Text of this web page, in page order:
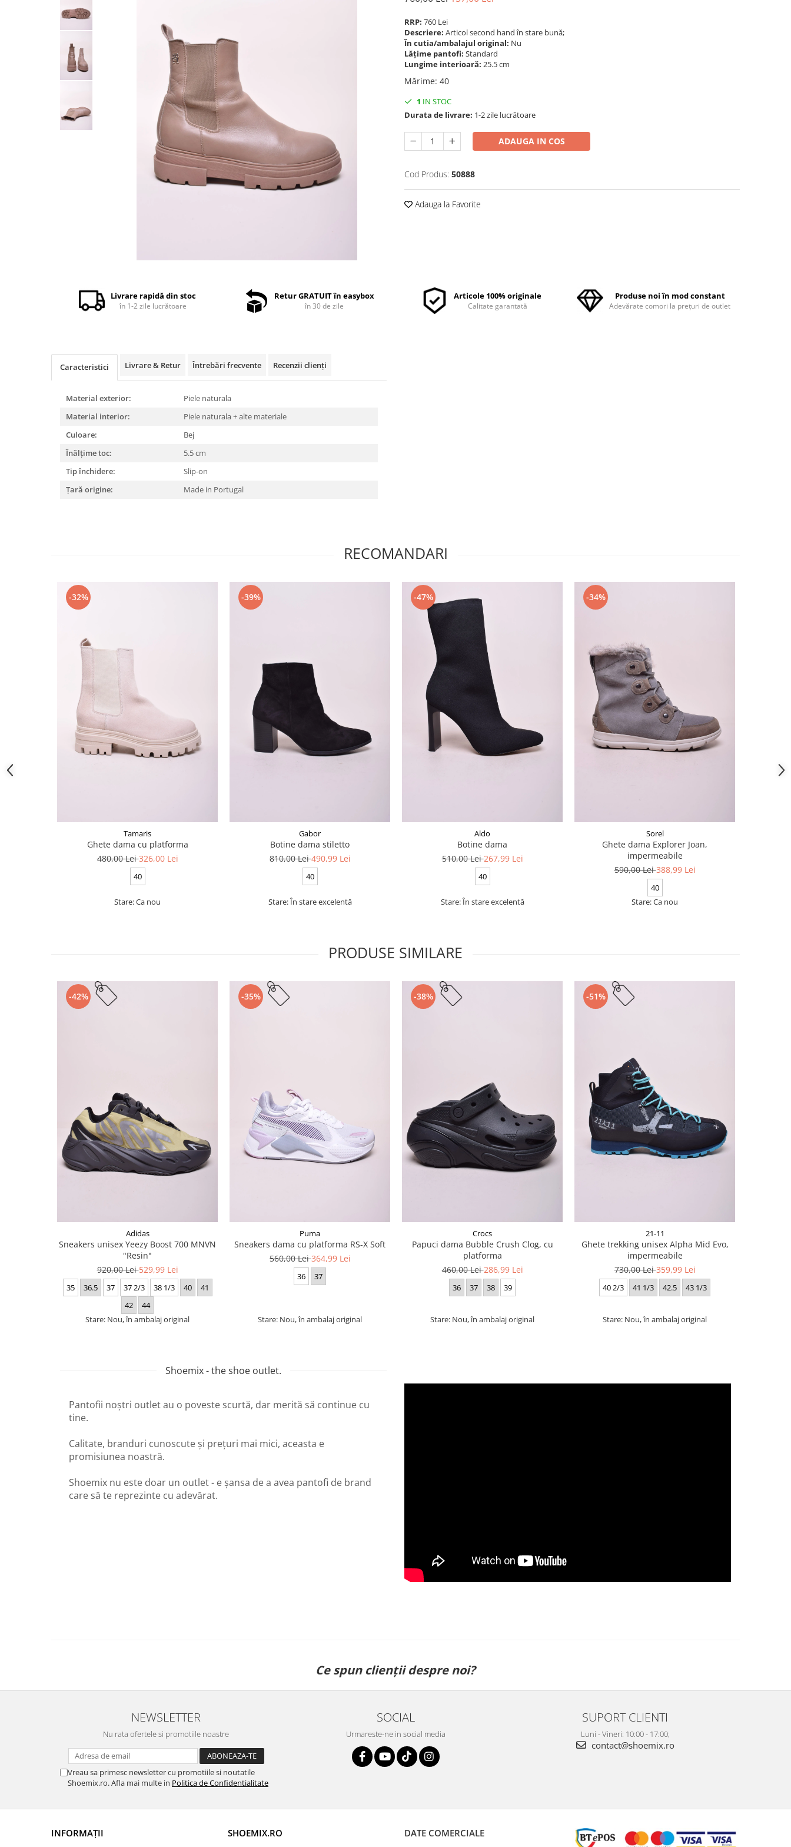
Facebook
RRP: 760 Lei
Descriere: Articol second hand în stare bună;
În cutia/ambalajul original: Nu
Lățime pantofi: Standard
Lungime interioară: 25.5 cm
Mărime: 40
1 IN STOC
Durata de livrare: 1-2 zile lucrătoare
ADAUGA IN COS
Cod Produs: 50888
Adauga la Favorite
Livrare rapidă din stoc
în 1-2 zile lucrătoare
Retur GRATUIT în easybox
în 30 de zile
Articole 100% originale
Calitate garantată
Produse noi în mod constant
Adevărate comori la prețuri de outlet
Caracteristici Livrare & Retur Întrebări frecvente Recenzii clienți
Material exterior:
Piele naturala
Material interior:
Piele naturala + alte materiale
Culoare:
Bej
Înălțime toc:
5.5 cm
Tip închidere:
Slip-on
Țară origine:
Made in Portugal
RECOMANDARI
-32%
Tamaris
Ghete dama cu platforma
480,00 Lei326,00 Lei
40
Stare: Ca nou
-39%
Gabor
Botine dama stiletto
810,00 Lei490,99 Lei
40
Stare: În stare excelentă
-47%
Aldo
Botine dama
510,00 Lei267,99 Lei
40
Stare: În stare excelentă
-34%
Sorel
Ghete dama Explorer Joan,
impermeabile
590,00 Lei388,99 Lei
40
Stare: Ca nou
PRODUSE SIMILARE
-42%
Adidas
Sneakers unisex Yeezy Boost 700 MNVN
"Resin"
920,00 Lei529,99 Lei
35 36.5 37 37 2/3 38 1/3 40
41
42
44
Stare: Nou, în ambalaj original
-35%
Puma
Sneakers dama cu platforma RS-X Soft
560,00 Lei364,99 Lei
36 37
Stare: Nou, în ambalaj original
-38%
Crocs
Papuci dama Bubble Crush Clog, cu
platforma
460,00 Lei286,99 Lei
36 37 38 39
Stare: Nou, în ambalaj original
-51%
21-11
Ghete trekking unisex Alpha Mid Evo,
impermeabile
730,00 Lei359,99 Lei
40 2/3 41 1/3 42.5 43 1/3
Stare: Nou, în ambalaj original
Shoemix - the shoe outlet.
Pantofii noștri outlet au o poveste scurtă, dar merită să continue cu
tine.
Calitate, branduri cunoscute și prețuri mai mici, aceasta e
promisiunea noastră.
Shoemix nu este doar un outlet - e șansa de a avea pantofi de brand
care să te reprezinte cu adevărat.
Ce spun clienții despre noi?
NEWSLETTER
Nu rata ofertele si promotiile noastre
Vreau sa primesc newsletter cu promotiile si noutatile
Shoemix.ro. Afla mai multe in Politica de Confidentialitate
SOCIAL
Urmareste-ne in social media
SUPORT CLIENTI
Luni - Vineri: 10:00 - 17:00;
contact@shoemix.ro
INFORMAȚII SHOEMIX.RO DATE COMERCIALE